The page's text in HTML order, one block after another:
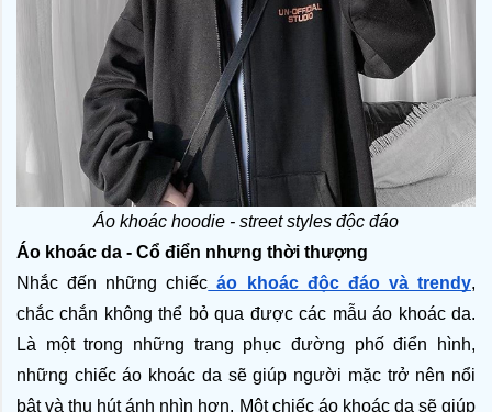
Áo khoác hoodie - street styles độc đáo
Áo khoác da - Cổ điển nhưng thời thượng
Nhắc đến những chiếc áo khoác độc đáo và trendy,
chắc chắn không thể bỏ qua được các mẫu áo khoác da.
Là một trong những trang phục đường phố điển hình,
những chiếc áo khoác da sẽ giúp người mặc trở nên nổi
bật và thu hút ánh nhìn hơn. Một chiếc áo khoác da sẽ giúp